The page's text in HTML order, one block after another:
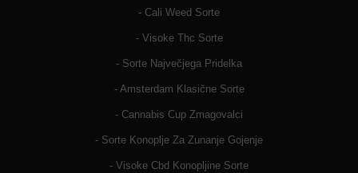
- Cali Weed Sorte
- Visoke Thc Sorte
- Sorte Največjega Pridelka
- Amsterdam Klasične Sorte
- Cannabis Cup Zmagovalci
- Sorte Konoplje Za Zunanje Gojenje
- Visoke Cbd Konopljine Sorte